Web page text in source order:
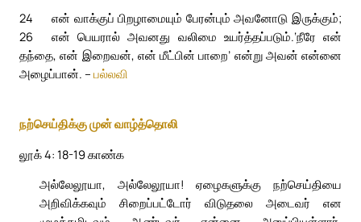
24
என் வாக்குப் பிறழாமையும் பேரன்பும் அவனோடு இருக்கும்;
என் பெயரால் அவனது வலிமை உயர்த்தப்படும்.
26
‘நீரே என்
தந்தை, என் இறைவன், என் மீட்பின் பாறை’ என்று அவன் என்னை
அழைப்பான். – பல்லவி
நற்செய்திக்கு முன் வாழ்த்தொலி
லூக் 4: 18-19 காண்க
அல்லேலூயா, அல்லேலூயா! ஏழைகளுக்கு நற்செய்தியை
அறிவிக்கவும் சிறைப்பட்டோர் விடுதலை அடைவர் என